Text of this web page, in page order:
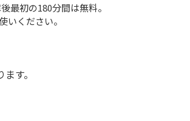
最初の180分間は無料。
いください。
す。